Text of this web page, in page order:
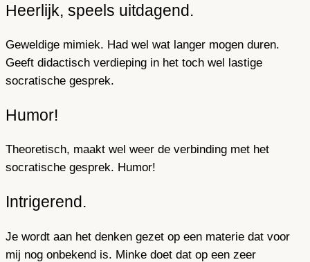
Heerlijk, speels uitdagend.
Geweldige mimiek. Had wel wat langer mogen duren.
Geeft didactisch verdieping in het toch wel lastige
socratische gesprek.
Humor!
Theoretisch, maakt wel weer de verbinding met het
socratische gesprek. Humor!
Intrigerend.
Je wordt aan het denken gezet op een materie dat voor
mij nog onbekend is. Minke doet dat op een zeer